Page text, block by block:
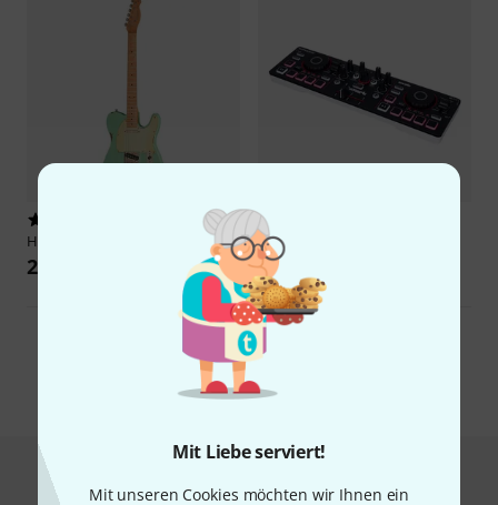
Mit Liebe serviert!
Mit unseren Cookies möchten wir Ihnen ein
Harley Benton TE-62LA MN SFG
249 €
Numark
89 €
Mehr anzeigen